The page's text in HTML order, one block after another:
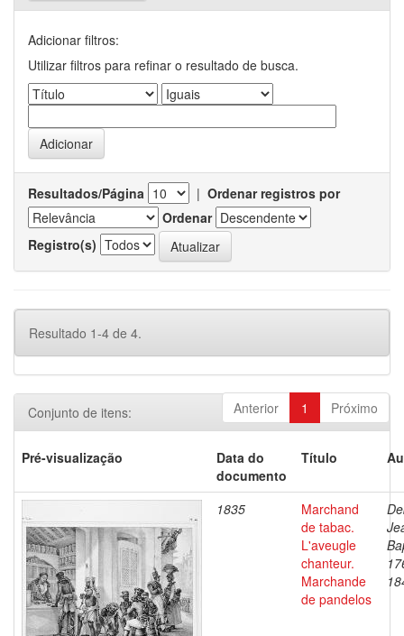
Adicionar filtros:
Utilizar filtros para refinar o resultado de busca.
Resultados/Página | Ordenar registros por
Ordenar
Registro(s)
Resultado 1-4 de 4.
Anterior 1 Próximo
Conjunto de itens:
Pré-visualização
Data do
documento
Título
1835
Marchand
de tabac.
L'aveugle
chanteur.
Marchande
de pandelos